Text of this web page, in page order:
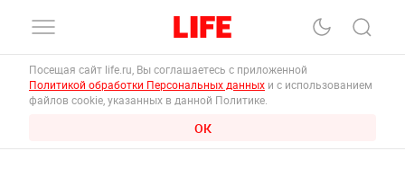
Посещая сайт life.ru, Вы соглашаетесь с приложенной
Политикой обработки Персональных данных и с использованием
файлов cookie, указанных в данной Политике.
ОК